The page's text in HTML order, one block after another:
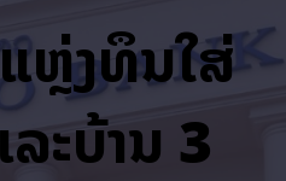
ຫຼ່ງທຶນໃສ່
ະບ້ານ 3